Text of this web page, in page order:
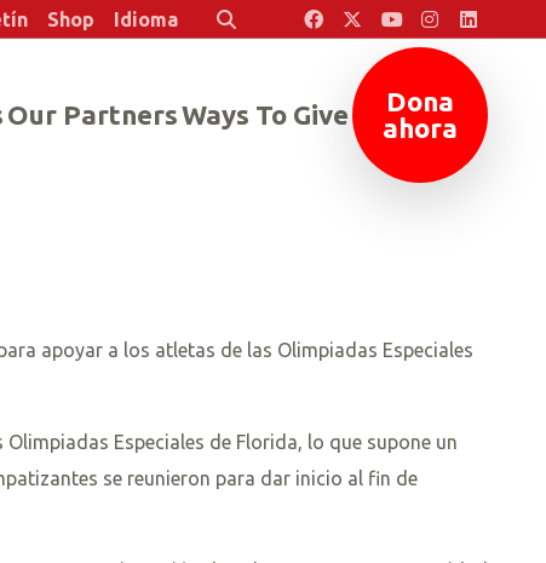
Our PartnersWays To Give
Dona
ahora
Shop Idioma Buscar
apoyar a los atletas de las Olimpiadas Especiales
Especiales de Florida, lo que supone un
se reunieron para dar inicio al fin de